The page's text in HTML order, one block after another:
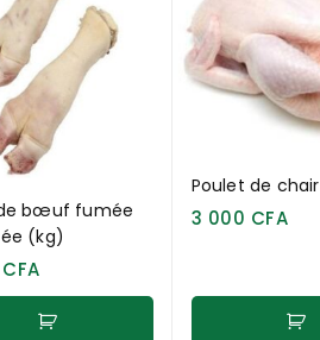
bœuf fumée
(kg)
CFA
Poulet de chair
3 000 CFA